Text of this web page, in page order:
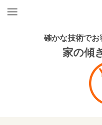
確かな技術でお
家の傾